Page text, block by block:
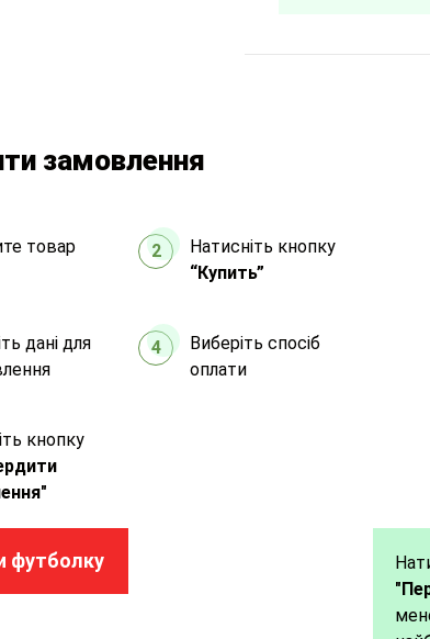
замовлення
товар 2
Натисніть кнопку
“Купить”
дані для
4
Виберіть спосіб
оплати
кнопку
футболку